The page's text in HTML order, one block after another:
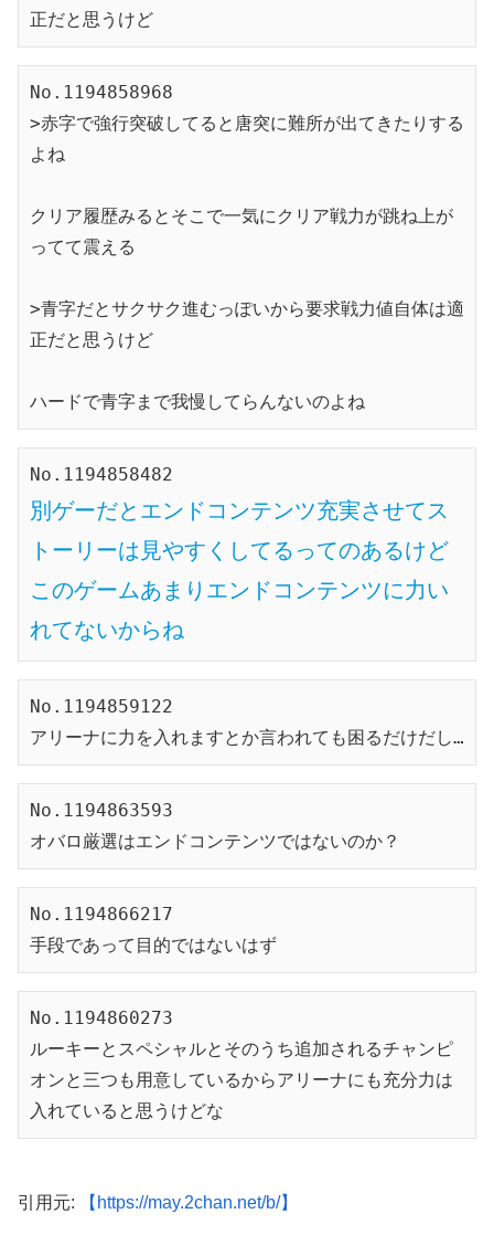
正だと思うけど
No.1194858968
>赤字で強行突破してると唐突に難所が出てきたりする
よね
クリア履歴みるとそこで一気にクリア戦力が跳ね上が
ってて震える
>青字だとサクサク進むっぽいから要求戦力値自体は適
正だと思うけど
ハードで青字まで我慢してらんないのよね
別ゲーだとエンドコンテンツ充実させてス
トーリーは見やすくしてるってのあるけど
このゲームあまりエンドコンテンツに力い
れてないからね
No.1194859122
アリーナに力を入れますとか言われても困るだけだし…
No.1194863593
オバロ厳選はエンドコンテンツではないのか？
No.1194866217
手段であって目的ではないはず
No.1194860273
ルーキーとスペシャルとそのうち追加されるチャンピ
オンと三つも用意しているからアリーナにも充分力は
入れていると思うけどな
引用元: 【https://may.2chan.net/b/】